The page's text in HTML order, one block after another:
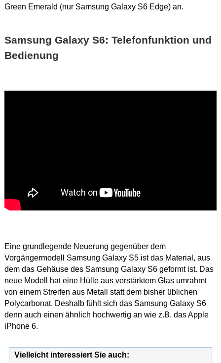
Green Emerald (nur Samsung Galaxy S6 Edge) an.
Samsung Galaxy S6: Telefonfunktion und
Bedienung
Eine grundlegende Neuerung gegenüber dem
Vorgängermodell Samsung Galaxy S5 ist das Material, aus
dem das Gehäuse des Samsung Galaxy S6 geformt ist. Das
neue Modell hat eine Hülle aus verstärktem Glas umrahmt
von einem Streifen aus Metall statt dem bisher üblichen
Polycarbonat. Deshalb fühlt sich das Samsung Galaxy S6
denn auch einen ähnlich hochwertig an wie z.B. das Apple
iPhone 6.
Vielleicht interessiert Sie auch: